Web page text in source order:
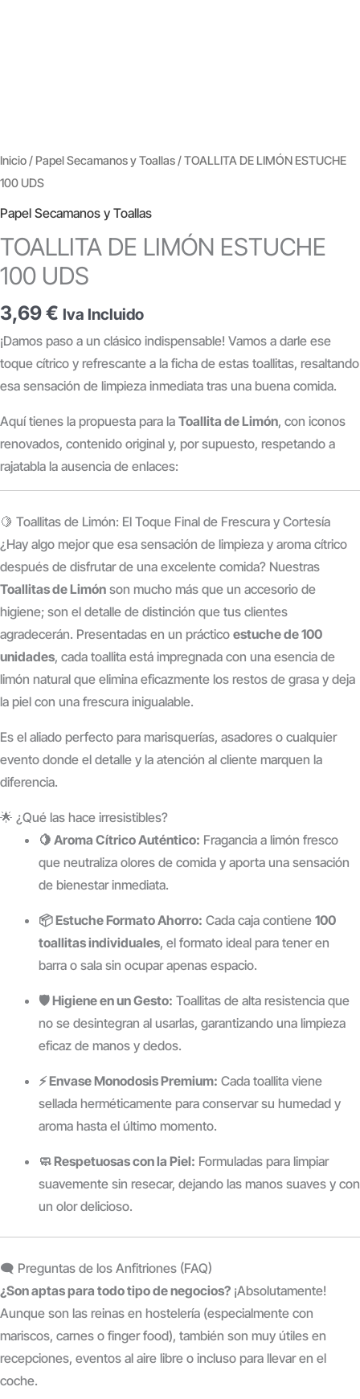
Inicio/ Papel Secamanos y Toallas/ TOALLITA DE LIMÓN ESTUCHE
100 UDS
Papel Secamanos y Toallas
TOALLITA DE LIMÓN ESTUCHE
100 UDS
3,69€ Iva Incluido
¡Damos paso a un clásico indispensable! Vamos a darle ese
toque cítrico y refrescante a la ficha de estas toallitas, resaltando
esa sensación de limpieza inmediata tras una buena comida.
Aquí tienes la propuesta para la Toallita de Limón, con iconos
renovados, contenido original y, por supuesto, respetando a
rajatabla la ausencia de enlaces:
🍋 Toallitas de Limón: El Toque Final de Frescura y Cortesía
¿Hay algo mejor que esa sensación de limpieza y aroma cítrico
después de disfrutar de una excelente comida? Nuestras
Toallitas de Limón son mucho más que un accesorio de
higiene; son el detalle de distinción que tus clientes
agradecerán. Presentadas en un práctico estuche de 100
unidades, cada toallita está impregnada con una esencia de
limón natural que elimina eficazmente los restos de grasa y deja
la piel con una frescura inigualable.
Es el aliado perfecto para marisquerías, asadores o cualquier
evento donde el detalle y la atención al cliente marquen la
diferencia.
🌟 ¿Qué las hace irresistibles?
🍋 Aroma Cítrico Auténtico: Fragancia a limón fresco
que neutraliza olores de comida y aporta una sensación
de bienestar inmediata.
📦 Estuche Formato Ahorro: Cada caja contiene 100
toallitas individuales, el formato ideal para tener en
barra o sala sin ocupar apenas espacio.
🛡️ Higiene en un Gesto: Toallitas de alta resistencia que
no se desintegran al usarlas, garantizando una limpieza
eficaz de manos y dedos.
⚡ Envase Monodosis Premium: Cada toallita viene
sellada herméticamente para conservar su humedad y
aroma hasta el último momento.
🧼 Respetuosas con la Piel: Formuladas para limpiar
suavemente sin resecar, dejando las manos suaves y con
un olor delicioso.
🗨️ Preguntas de los Anfitriones (FAQ)
¿Son aptas para todo tipo de negocios? ¡Absolutamente!
Aunque son las reinas en hostelería (especialmente con
mariscos, carnes o finger food), también son muy útiles en
recepciones, eventos al aire libre o incluso para llevar en el
coche.